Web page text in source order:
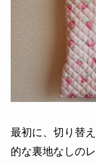
最初に、切り替
的な裏地なしの